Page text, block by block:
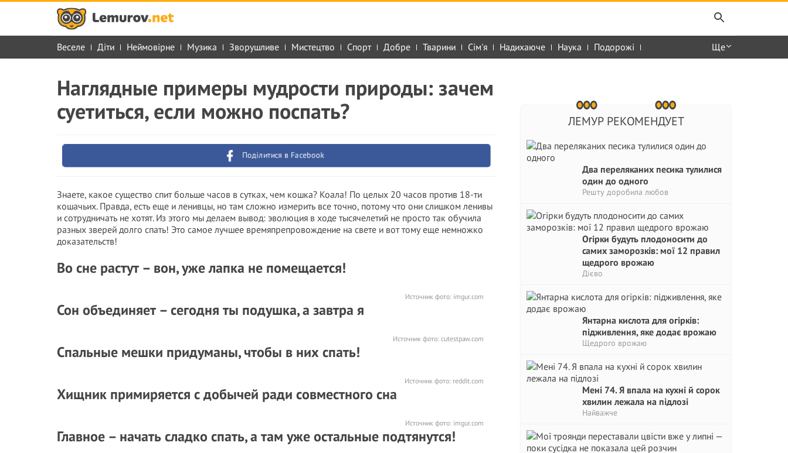
Веселе Діти Неймовірне Музика Зворушливе Мистецтво Спорт Добре Тварини Сім'я Надихаюче Наука Подорожі Ще
ЛЕМУР РЕКОМЕНДУЕТ
Два переляканих песика тулилися
один до одного
Решту доробила любов
Огірки будуть плодоносити до
самих заморозків: мої 12 правил
щедрого врожаю
Дієво
Янтарна кислота для огірків:
підживлення, яке додає врожаю
Щедрого врожаю
Мені 74. Я впала на кухні й сорок
хвилин лежала на підлозі
Найважче
Наглядные примеры мудрости природы: зачем
суетиться, если можно поспать?
Поділитися в Facebook
Знаете, какое существо спит больше часов в сутках, чем кошка? Коала! По целых 20 часов против 18-ти
кошачьих. Правда, есть еще и ленивцы, но там сложно измерить все точно, потому что они слишком ленивы
и сотрудничать не хотят. Из этого мы делаем вывод: эволюция в ходе тысячелетий не просто так обучила
разных зверей долго спать! Это самое лучшее времяпрепровождение на свете и вот тому еще немножко
доказательств!
Во сне растут – вон, уже лапка не помещается!
Источник фото: imgur.com
Сон объединяет – сегодня ты подушка, а завтра я
Источник фото: cutestpaw.com
Спальные мешки придуманы, чтобы в них спать!
Источник фото: reddit.com
Хищник примиряется с добычей ради совместного сна
Источник фото: imgur.com
Главное – начать сладко спать, а там уже остальные подтянутся!